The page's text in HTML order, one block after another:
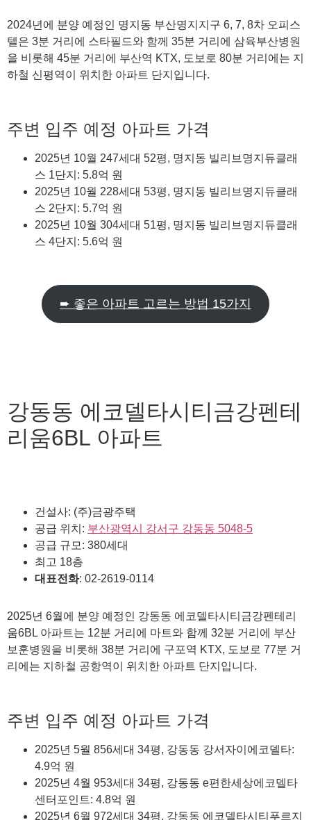
2024년에 분양 예정인 명지동 부산명지지구 6, 7, 8차 오피스
텔은 3분 거리에 스타필드와 함께 35분 거리에 삼육부산병원
을 비롯해 45분 거리에 부산역 KTX, 도보로 80분 거리에는 지
하철 신평역이 위치한 아파트 단지입니다.
주변 입주 예정 아파트 가격
2025년 10월 247세대 52평, 명지동 빌리브명지듀클래
스 1단지: 5.8억 원
2025년 10월 228세대 53평, 명지동 빌리브명지듀클래
스 2단지: 5.7억 원
2025년 10월 304세대 51평, 명지동 빌리브명지듀클래
스 4단지: 5.6억 원
➨ 좋은 아파트 고르는 방법 15가지
강동동 에코델타시티금강펜테
리움6BL 아파트
건설사: (주)금광주택
공급 위치: 부산광역시 강서구 강동동 5048-5
공급 규모: 380세대
최고 18층
대표전화: 02-2619-0114
2025년 6월에 분양 예정인 강동동 에코델타시티금강펜테리
움6BL 아파트는 12분 거리에 마트와 함께 32분 거리에 부산
보훈병원을 비롯해 38분 거리에 구포역 KTX, 도보로 77분 거
리에는 지하철 공항역이 위치한 아파트 단지입니다.
주변 입주 예정 아파트 가격
2025년 5월 856세대 34평, 강동동 강서자이에코델타:
4.9억 원
2025년 4월 953세대 34평, 강동동 e편한세상에코델타
센터포인트: 4.8억 원
2025년 6월 972세대 34평, 강동동 에코델타시티푸르지